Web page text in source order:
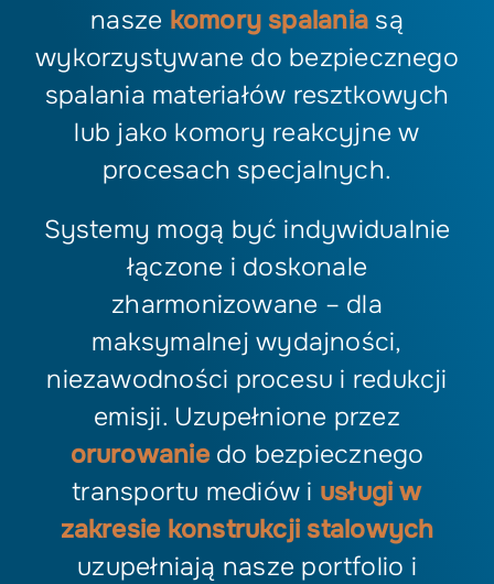
nasze komory spalania są
wykorzystywane do bezpiecznego
spalania materiałów resztkowych
lub jako komory reakcyjne w
procesach specjalnych.
Systemy mogą być indywidualnie
łączone i doskonale
zharmonizowane – dla
maksymalnej wydajności,
niezawodności procesu i redukcji
emisji. Uzupełnione przez
orurowaniedo bezpiecznego
transportu mediów i usługi w
zakresie konstrukcji stalowych
uzupełniają nasze portfolio i